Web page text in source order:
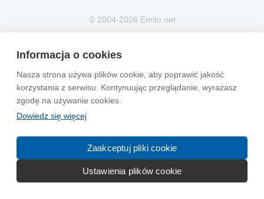
Informacja o cookies
Nasza strona używa plików cookie, aby poprawić jakość
korzystania z serwisu. Kontynuując przeglądanie, wyrażasz
zgodę na używanie cookies.
Dowiedz się więcej
Zaakceptuj pliki cookie
Ustawienia plików cookie
© 2004-2026 Emito.net